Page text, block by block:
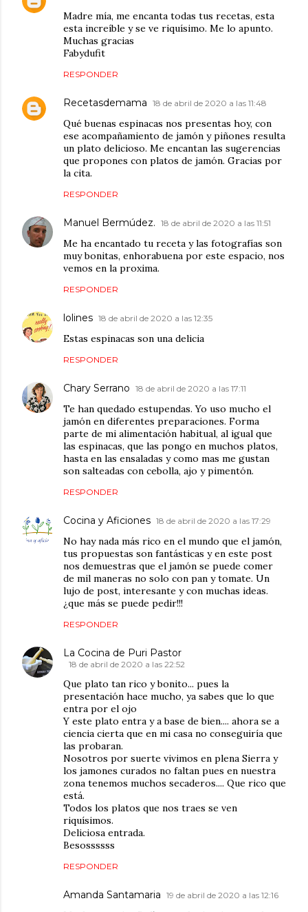
Madre mía, me encanta todas tus recetas, esta
esta increíble y se ve riquísimo. Me lo apunto.
Muchas gracias
Fabydufit
RESPONDER
Recetasdemama 18 de abril de 2020 a las 11:48
Qué buenas espinacas nos presentas hoy, con
ese acompañamiento de jamón y piñones resulta
un plato delicioso. Me encantan las sugerencias
que propones con platos de jamón. Gracias por
la cita.
RESPONDER
Manuel Bermúdez. 18 de abril de 2020 a las 11:51
Me ha encantado tu receta y las fotografías son
muy bonitas, enhorabuena por este espacio, nos
vemos en la proxima.
RESPONDER
lolines 18 de abril de 2020 a las 12:35
Estas espinacas son una delicia
RESPONDER
Chary Serrano 18 de abril de 2020 a las 17:11
Te han quedado estupendas. Yo uso mucho el
jamón en diferentes preparaciones. Forma
parte de mi alimentación habitual, al igual que
las espinacas, que las pongo en muchos platos,
hasta en las ensaladas y como mas me gustan
son salteadas con cebolla, ajo y pimentón.
RESPONDER
Cocina y Aficiones 18 de abril de 2020 a las 17:29
No hay nada más rico en el mundo que el jamón,
tus propuestas son fantásticas y en este post
nos demuestras que el jamón se puede comer
de mil maneras no solo con pan y tomate. Un
lujo de post, interesante y con muchas ideas.
¿que más se puede pedir!!!
RESPONDER
La Cocina de Puri Pastor
18 de abril de 2020 a las 22:52
Que plato tan rico y bonito... pues la
presentación hace mucho, ya sabes que lo que
entra por el ojo
Y este plato entra y a base de bien.... ahora se a
ciencia cierta que en mi casa no conseguiría que
las probaran.
Nosotros por suerte vivimos en plena Sierra y
los jamones curados no faltan pues en nuestra
zona tenemos muchos secaderos.... Que rico que
está.
Todos los platos que nos traes se ven
riquísimos.
Deliciosa entrada.
Besossssss
RESPONDER
Amanda Santamaria 19 de abril de 2020 a las 12:16